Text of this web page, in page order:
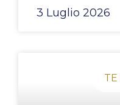
3 Luglio 2026
TE